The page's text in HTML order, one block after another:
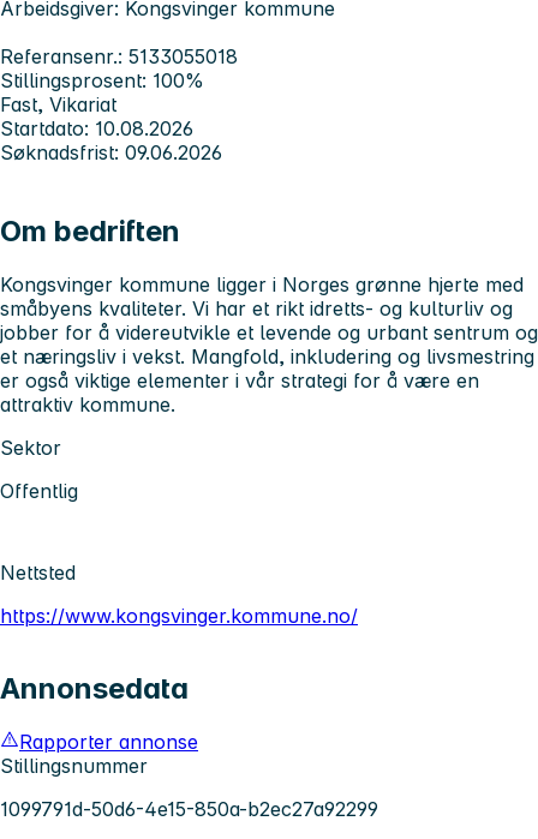
Arbeidsgiver: Kongsvinger kommune
Referansenr.: 5133055018
Stillingsprosent: 100%
Fast, Vikariat
Startdato: 10.08.2026
Søknadsfrist: 09.06.2026
Om bedriften
Kongsvinger kommune ligger i Norges grønne hjerte med
småbyens kvaliteter. Vi har et rikt idretts- og kulturliv og
jobber for å videreutvikle et levende og urbant sentrum og
et næringsliv i vekst. Mangfold, inkludering og livsmestring
er også viktige elementer i vår strategi for å være en
attraktiv kommune.
Sektor
Offentlig
Nettsted
https://www.kongsvinger.kommune.no/
Annonsedata
Rapporter annonse
Stillingsnummer
1099791d-50d6-4e15-850a-b2ec27a92299